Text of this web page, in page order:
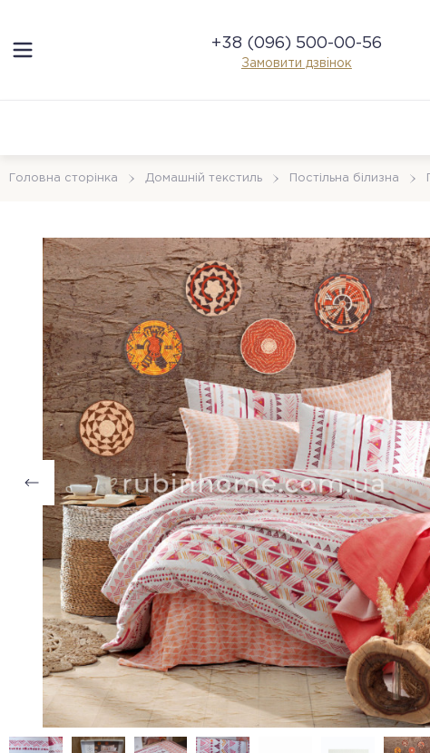
+38 (096) 500-00-56
Замовити дзвінок
Головна сторінка Домашній текстиль Постільна білизна